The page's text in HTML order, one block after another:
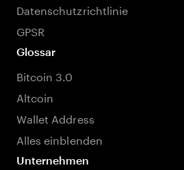
Datenschutzrichtlinie
GPSR
Glossar
Bitcoin 3.0
Altcoin
Wallet Address
Alles einblenden
Unternehmen